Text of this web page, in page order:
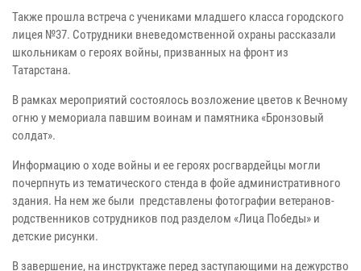
Также прошла встреча с учениками младшего класса городского
лицея №37. Сотрудники вневедомственной охраны рассказали
школьникам о героях войны, призванных на фронт из
Татарстана.
В рамках мероприятий состоялось возложение цветов к Вечному
огню у мемориала павшим воинам и памятника «Бронзовый
солдат».
Информацию о ходе войны и ее героях росгвардейцы могли
почерпнуть из тематического стенда в фойе административного
здания. На нем же были представлены фотографии ветеранов-
родственников сотрудников под разделом «Лица Победы» и
детские рисунки.
В завершение, на инструктаже перед заступающими на дежурство